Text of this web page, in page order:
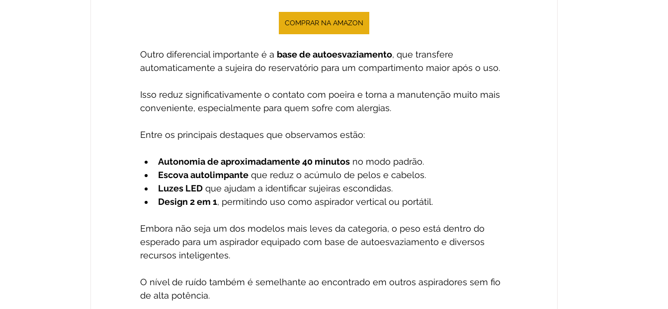
COMPRAR NA AMAZON
Outro diferencial importante é a base de autoesvaziamento, que transfere
automaticamente a sujeira do reservatório para um compartimento maior após o uso.
Isso reduz significativamente o contato com poeira e torna a manutenção muito mais
conveniente, especialmente para quem sofre com alergias.
Entre os principais destaques que observamos estão:
Autonomia de aproximadamente 40 minutos no modo padrão.
Escova autolimpante que reduz o acúmulo de pelos e cabelos.
Luzes LED que ajudam a identificar sujeiras escondidas.
Design 2 em 1, permitindo uso como aspirador vertical ou portátil.
Embora não seja um dos modelos mais leves da categoria, o peso está dentro do
esperado para um aspirador equipado com base de autoesvaziamento e diversos
recursos inteligentes.
O nível de ruído também é semelhante ao encontrado em outros aspiradores sem fio
de alta potência.